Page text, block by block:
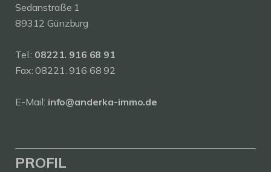
Sedanstraße 1
89312 Günzburg
Tel.: 08221. 916 68 91
Fax: 08221. 916 68 92
E-Mail: info@anderka-immo.de
PROFIL